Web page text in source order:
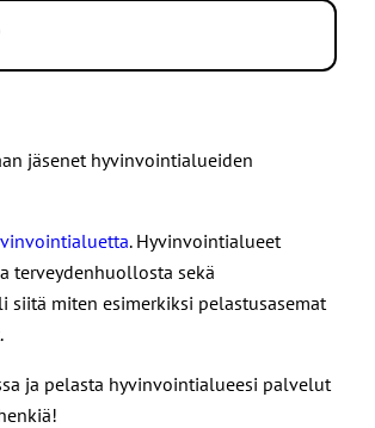
kuten puistoista ja muista
kotouttaminen
jäsenet hyvinvointialueiden
. Hyvinvointialueet
terveydenhuollosta sekä
siitä miten esimerkiksi pelastusasemat
ja pelasta hyvinvointialueesi palvelut